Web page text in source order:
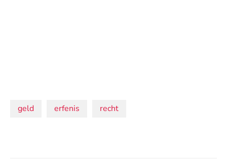
Onderwerpen:
geld erfenis recht